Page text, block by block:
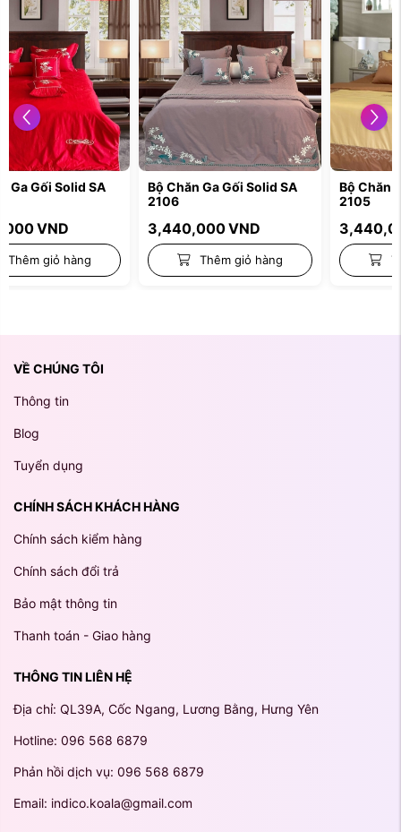
Bộ Chăn Ga Gối Solid SA
3,440,000
Thêm giỏ hàng
Bộ Chăn Ga Gối Solid SA
3,440,000
Thêm giỏ hàng
VỀ CHÚNG TÔI
Thông tin
Blog
Tuyển dụng
CHÍNH SÁCH KHÁCH HÀNG
Chính sách kiểm hàng
Chính sách đổi trả
Bảo mật thông tin
Thanh toán - Giao hàng
THÔNG TIN LIÊN HỆ
Địa chỉ: QL39A, Cốc Ngang, Lương Bằng, Hưng Yên
Hotline: 096 568 6879
Phản hồi dịch vụ: 096 568 6879
Email: indico.koala@gmail.com